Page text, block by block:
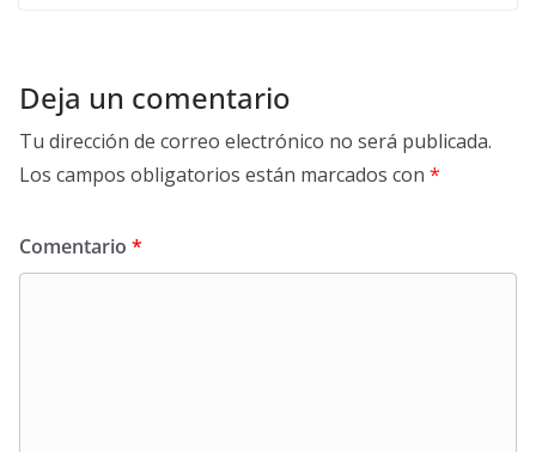
Deja un comentario
Tu dirección de correo electrónico no será publicada.
Los campos obligatorios están marcados con *
Comentario *